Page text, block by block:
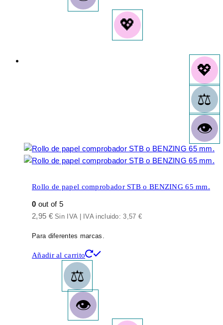
Rollo de papel comprobador STB o BENZING 65 mm.
0 out of 5
2,95 € Sin IVA | IVA incluido:3,57 €
Para diferentes marcas.
Añadir al carrito